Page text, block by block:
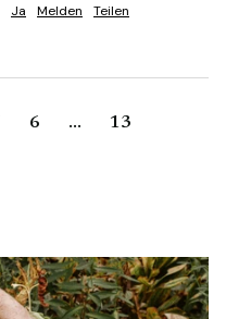
Ja Melden Teilen
6 ... 13